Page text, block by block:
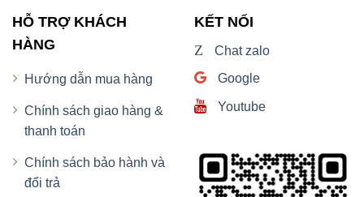
HỖ TRỢ KHÁCH
HÀNG
Hướng dẫn mua hàng
Chính sách giao hàng &
thanh toán
Chính sách bảo hành và
đổi trả
KẾT NỐI
Z Chat zalo
Google
Youtube